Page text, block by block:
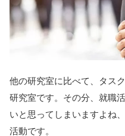
他の研究室に比べて、タス
研究室です。その分、就職
いと思ってしまいますよね
活動です。